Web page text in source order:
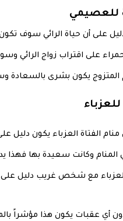
للعصيمي
على أن حياة الرائي سوف
على اقتراب زواج الرائي
المتزوج يكون بشرى بالسعادة
الفتاة العزباء يكون دليل
المنام وكانت سعيدة بها فهذا
العزباء مع شخص غريب دليل
أي عقبات يكون هذا مؤشراً